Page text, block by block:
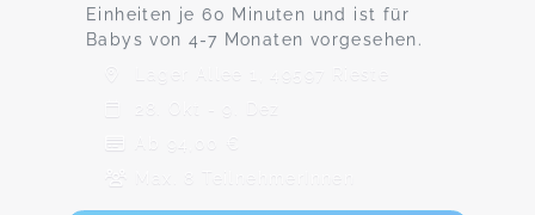
Einheiten je 60 Minuten und ist für
Babys von 4-7 Monaten vorgesehen.
Lager Allee 1, 49597 Rieste
28. Okt - 9. Dez
Ab 94,00 €
Max. 8 TeilnehmerInnen